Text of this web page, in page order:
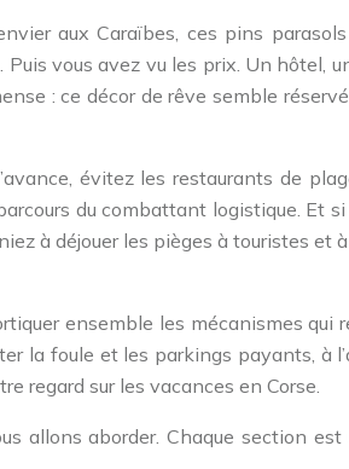
aux Caraïbes, ces pins
vous avez vu les prix. Un hôtel,
: ce décor de rêve semble
évitez les restaurants de
du combattant logistique. Et
à déjouer les pièges à touristes et
ensemble les mécanismes
la foule et les parkings payants, à
regard sur les vacances en Corse.
allons aborder. Chaque section